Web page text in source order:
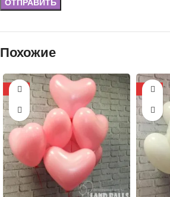
Похожие
-11% -11%